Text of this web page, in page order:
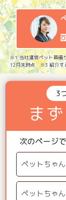
※1 当社運営ペット葬儀
12月末時点 ※3 紹介す
3
ま
次のページ